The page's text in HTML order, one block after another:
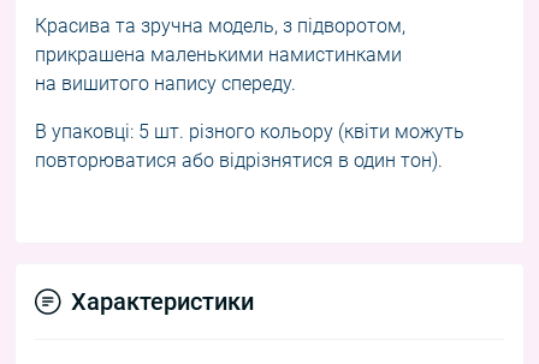
Красива та зручна модель, з підворотом,
прикрашена маленькими намистинками
на вишитого напису спереду.
В упаковці: 5 шт. різного кольору (квіти можуть
повторюватися або відрізнятися в один тон).
Характеристики